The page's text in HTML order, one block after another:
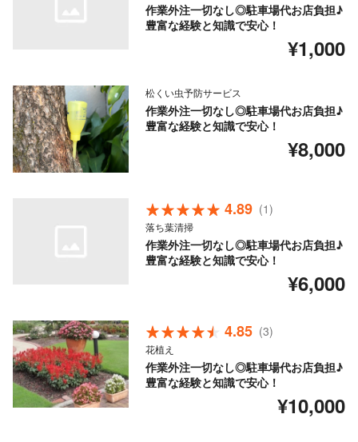
作業外注一切なし◎駐車場代お店負担♪
豊富な経験と知識で安心！
¥1,000
松くい虫予防サービス
作業外注一切なし◎駐車場代お店負担♪
豊富な経験と知識で安心！
¥8,000
4.89 (1)
落ち葉清掃
作業外注一切なし◎駐車場代お店負担♪
豊富な経験と知識で安心！
¥6,000
4.85 (3)
花植え
作業外注一切なし◎駐車場代お店負担♪
豊富な経験と知識で安心！
¥10,000